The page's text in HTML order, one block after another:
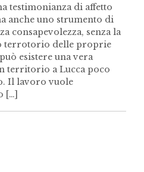
testimonianza di affetto
anche uno strumento di
consapevolezza, senza la
terrotorio delle proprie
esistere una vera
territorio a Lucca poco
Il lavoro vuole
[…]